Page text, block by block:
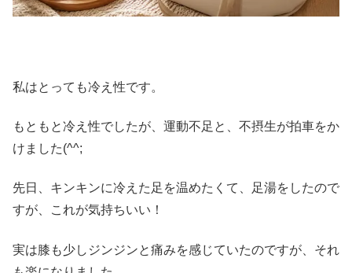
私はとっても冷え性です。
もともと冷え性でしたが、運動不足と、不摂生が拍車をか
けました(^^;
先日、キンキンに冷えた足を温めたくて、足湯をしたので
すが、これが気持ちいい！
実は膝も少しジンジンと痛みを感じていたのですが、それ